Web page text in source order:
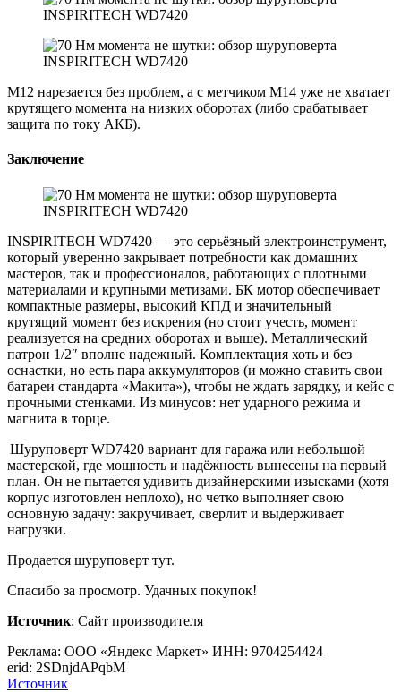
М12 нарезается без проблем, а с метчиком М14 уже не хватает
крутящего момента на низких оборотах (либо срабатывает
защита по току АКБ).
Заключение
INSPIRITECH WD7420 — это серьёзный электроинструмент,
который уверенно закрывает потребности как домашних
мастеров, так и профессионалов, работающих с плотными
материалами и крупными метизами. БК мотор обеспечивает
компактные размеры, высокий КПД и значительный
крутящий момент без искрения (но стоит учесть, момент
реализуется на средних оборотах и выше). Металлический
патрон 1/2″ вполне надежный. Комплектация хоть и без
оснастки, но есть пара аккумуляторов (и можно ставить свои
батареи стандарта «Макита»), чтобы не ждать зарядку, и кейс с
прочными стенками. Из минусов: нет ударного режима и
магнита в торце.
Шуруповерт WD7420 вариант для гаража или небольшой
мастерской, где мощность и надёжность вынесены на первый
план. Он не пытается удивить дизайнерскими изысками (хотя
корпус изготовлен неплохо), но четко выполняет свою
основную задачу: закручивает, сверлит и выдерживает
нагрузки.
Продается шуруповерт тут.
Спасибо за просмотр. Удачных покупок!
Источник: Сайт производителя
Реклама: ООО «Яндекс Маркет» ИНН: 9704254424
erid: 2SDnjdAPqbM
Источник